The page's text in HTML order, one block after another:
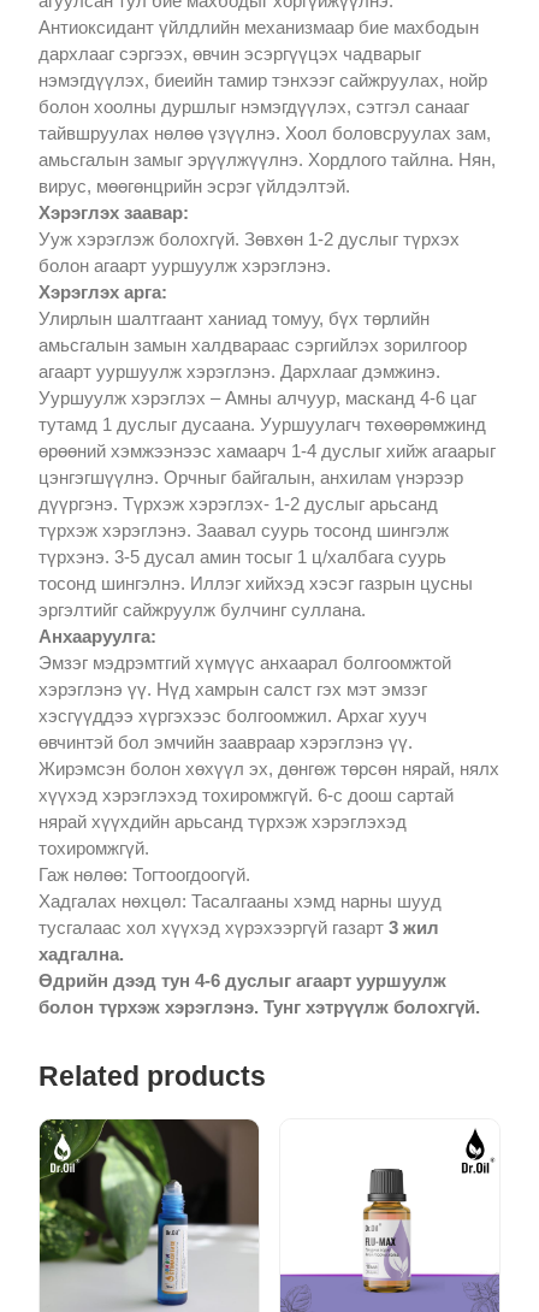
Антиоксидант үйлдлийн механизмаар бие махбодын
дархлааг сэргээх, өвчин эсэргүүцэх чадварыг
нэмэгдүүлэх, биеийн тамир тэнхээг сайжруулах, нойр
болон хоолны дуршлыг нэмэгдүүлэх, сэтгэл санааг
тайвшруулах нөлөө үзүүлнэ. Хоол боловсруулах зам,
амьсгалын замыг эрүүлжүүлнэ. Хордлого тайлна. Нян,
вирус, мөөгөнцрийн эсрэг үйлдэлтэй.
Хэрэглэх заавар:
Ууж хэрэглэж болохгүй. Зөвхөн 1-2 дуслыг түрхэх
болон агаарт ууршуулж хэрэглэнэ.
Хэрэглэх арга:
Улирлын шалтгаант ханиад томуу, бүх төрлийн
амьсгалын замын халдвараас сэргийлэх зорилгоор
агаарт ууршуулж хэрэглэнэ. Дархлааг дэмжинэ.
Ууршуулж хэрэглэх – Амны алчуур, масканд 4-6 цаг
тутамд 1 дуслыг дусаана. Ууршуулагч төхөөрөмжинд
өрөөний хэмжээнээс хамаарч 1-4 дуслыг хийж агаарыг
цэнгэгшүүлнэ. Орчныг байгалын, анхилам үнэрээр
дүүргэнэ. Түрхэж хэрэглэх- 1-2 дуслыг арьсанд
түрхэж хэрэглэнэ. Заавал суурь тосонд шингэлж
түрхэнэ. 3-5 дусал амин тосыг 1 ц/халбага суурь
тосонд шингэлнэ. Иллэг хийхэд хэсэг газрын цусны
эргэлтийг сайжруулж булчинг суллана.
Анхааруулга:
Эмзэг мэдрэмтгий хүмүүс анхаарал болгоомжтой
хэрэглэнэ үү. Нүд хамрын салст гэх мэт эмзэг
хэсгүүддээ хүргэхээс болгоомжил. Архаг хууч
өвчинтэй бол эмчийн заавраар хэрэглэнэ үү.
Жирэмсэн болон хөхүүл эх, дөнгөж төрсөн нярай, нялх
хүүхэд хэрэглэхэд тохиромжгүй. 6-с доош сартай
нярай хүүхдийн арьсанд түрхэж хэрэглэхэд
тохиромжгүй.
Гаж нөлөө: Тогтоогдоогүй.
Хадгалах нөхцөл: Тасалгааны хэмд нарны шууд
тусгалаас хол хүүхэд хүрэхээргүй газарт 3 жил
хадгална.
Өдрийн дээд тун 4-6 дуслыг агаарт ууршуулж
болон түрхэж хэрэглэнэ. Тунг хэтрүүлж болохгүй.
Related products